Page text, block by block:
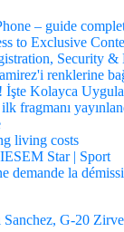
– guide
to Exclusive
Security &
renklerine
Kolayca
fragmanı
living costs
Star | Sport
demande la
G-20